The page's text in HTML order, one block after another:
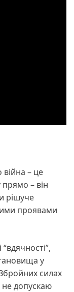
– це
прямо – він
рішуче
проявами
у
силах
не допускаю